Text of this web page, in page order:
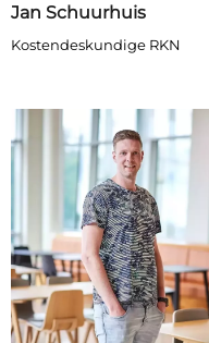
Jan Schuurhuis
Kostendeskundige RKN